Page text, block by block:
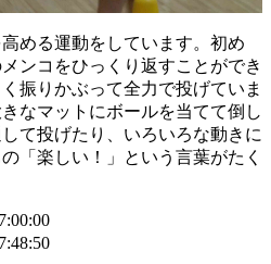
める運動をしています。初め
ンコをひっくり返すことができ
振りかぶって全力で投げていま
なマットにボールを当てて倒し
て投げたり、いろいろな動きに
「楽しい！」という言葉がたく